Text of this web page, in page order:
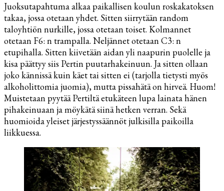
Juoksutapahtuma alkaa paikallisen koulun roskakatoksen
takaa, jossa otetaan yhdet. Sitten siirrytään random
taloyhtiön nurkille, jossa otetaan toiset. Kolmannet
otetaan F6: n trampalla. Neljännet otetaan C3: n
etupihalla. Sitten kiivetään aidan yli naapurin puolelle ja
kisa päättyy siis Pertin puutarhakeinuun. Ja sitten ollaan
joko kännissä kuin käet tai sitten ei (tarjolla tietysti myös
alkoholittomia juomia), mutta pissahätä on hirveä. Huom!
Muistetaan pyytää Pertiltä etukäteen lupa lainata hänen
pihakeinuaan ja möykätä siinä hetken verran. Sekä
huomioida yleiset järjestyssäännöt julkisilla paikoilla
liikkuessa.